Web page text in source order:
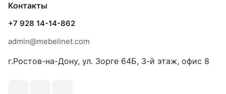
Контакты
+7 928 14-14-862
admin@mebelinet.com
г.Ростов-на-Дону, ул. Зорге 64Б, 3-й этаж, офис 8